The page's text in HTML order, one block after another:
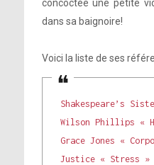
concoctée une petite
dans sa baignoire!
Voici la liste de ses
Shakespeare’s
Wilson Phillips «
Grace Jones «
Justice « Stress »